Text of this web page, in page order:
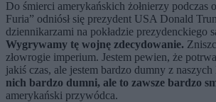
Do śmierci amerykańskich żołnierzy podczas
Furia” odniósł się prezydent USA Donald
dziennikarzami na pokładzie prezydenckiego
Wygrywamy tę wojnę zdecydowanie.
złowrogie imperium. Jestem pewien, że
jakiś czas, ale jestem bardzo dumny z naszych
nich bardzo dumni, ale to zawsze bardzo
amerykański przywódca.